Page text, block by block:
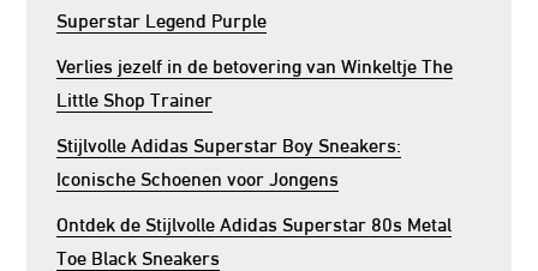
Superstar Legend Purple
Verlies jezelf in de betovering van Winkeltje The
Little Shop Trainer
Stijlvolle Adidas Superstar Boy Sneakers:
Iconische Schoenen voor Jongens
Ontdek de Stijlvolle Adidas Superstar 80s Metal
Toe Black Sneakers